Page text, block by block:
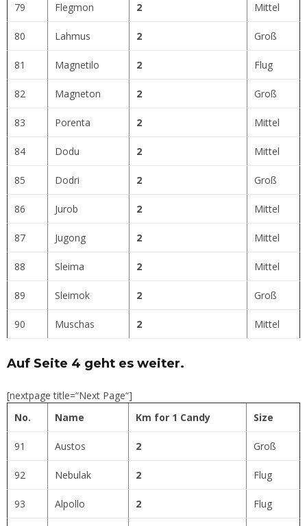
79 Flegmon 2 Mittel
80 Lahmus 2 Groß
81 Magnetilo 2 Flug
82 Magneton 2 Groß
83 Porenta 2 Mittel
84 Dodu 2 Mittel
85 Dodri 2 Groß
86 Jurob 2 Mittel
87 Jugong 2 Mittel
88 Sleima 2 Mittel
89 Sleimok 2 Groß
90 Muschas 2 Mittel
Auf Seite 4 geht es weiter.
[nextpage title=“Next Page“]
No.
Name Km for 1 Candy Size
91 Austos 2 Groß
92 Nebulak 2 Flug
93 Alpollo 2 Flug